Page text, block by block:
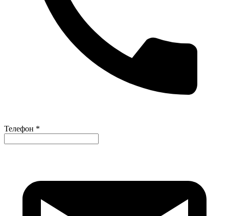
Телефон *